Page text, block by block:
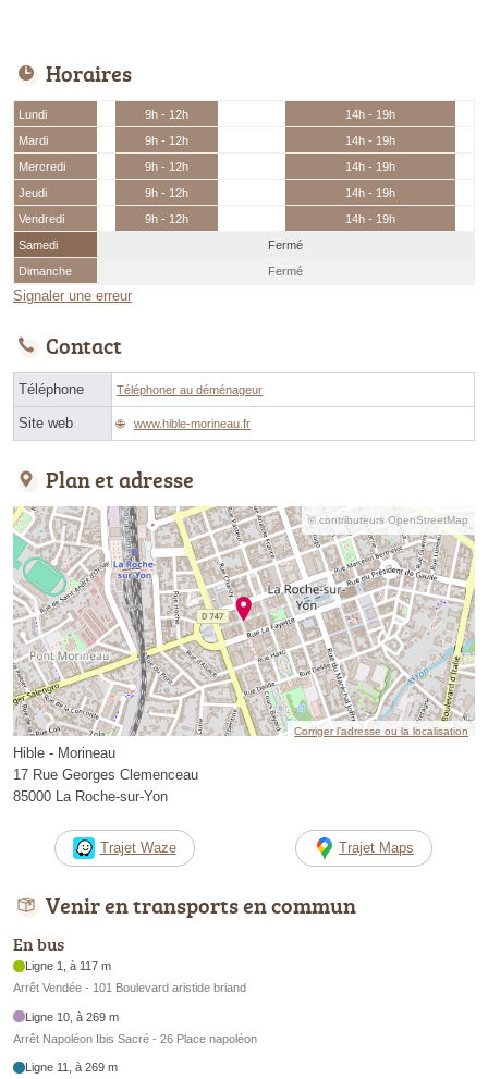
Horaires
Lundi 9h - 12h
14h - 19h
Mardi
9h - 12h
14h - 19h
Mercredi
9h - 12h
14h - 19h
Jeudi
9h - 12h
14h - 19h
Vendredi
9h - 12h
14h - 19h
Samedi
Fermé
Dimanche
Fermé
Signaler une erreur
Contact
Téléphone Téléphoner au déménageur
Site web www.hible-morineau.fr
Plan et adresse
© contributeurs OpenStreetMap
Corriger l’adresse ou la localisation
Hible - Morineau
17 Rue Georges Clemenceau
85000 La Roche-sur-Yon
Trajet Waze Trajet Maps
Venir en transports en commun
En bus
Ligne 1, à 117 m
Arrêt Vendée - 101 Boulevard aristide briand
Ligne 10, à 269 m
Arrêt Napoléon Ibis Sacré - 26 Place napoléon
Ligne 11, à 269 m